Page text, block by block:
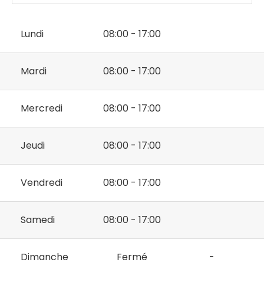
Lundi 08:00 - 17:00
Mardi 08:00 - 17:00
Mercredi 08:00 - 17:00
Jeudi 08:00 - 17:00
Vendredi 08:00 - 17:00
Samedi 08:00 - 17:00
Dimanche Fermé -